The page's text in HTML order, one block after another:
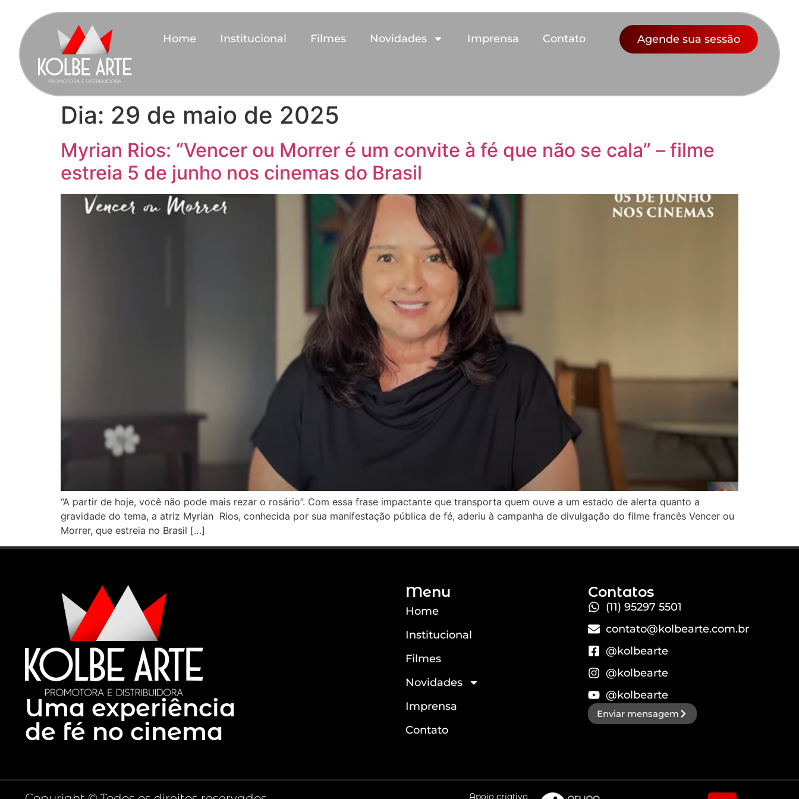
Home Institucional Filmes Novidades Imprensa Contato Agende sua sessão
Dia: 29 de maio de 2025
Myrian Rios: “Vencer ou Morrer é um convite à fé que não se cala” – filme
estreia 5 de junho nos cinemas do Brasil
“A partir de hoje, você não pode mais rezar o rosário”. Com essa frase impactante que transporta quem ouve a um estado de alerta quanto a
gravidade do tema, a atriz Myrian Rios, conhecida por sua manifestação pública de fé, aderiu à campanha de divulgação do filme francês Vencer ou
Morrer, que estreia no Brasil […]
Uma experiência
de fé no cinema
Menu
Home
Institucional
Filmes
Novidades
Imprensa
Contato
Contatos
(11) 95297 5501
contato@kolbearte.com.br
@kolbearte
@kolbearte
@kolbearte
Enviar mensagem
Apoio criativo